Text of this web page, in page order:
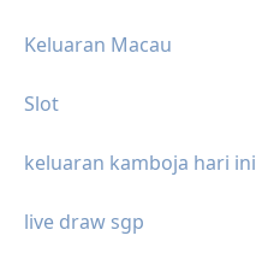
Keluaran Macau
Slot
keluaran kamboja hari ini
live draw sgp